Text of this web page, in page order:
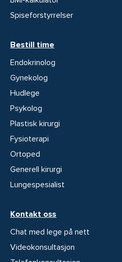
Spiseforstyrrelser
Bestill time
Endokrinolog
Gynekolog
Hudlege
Psykolog
Plastisk kirurgi
Fysioterapi
Ortoped
Generell kirurgi
Lungespesialist
Kontakt oss
Chat med lege på nett
Videokonsultasjon